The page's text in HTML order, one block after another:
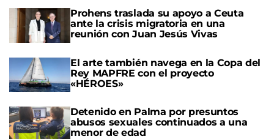
Prohens traslada su apoyo a Ceuta
ante la crisis migratoria en una
reunión con Juan Jesús Vivas
El arte también navega en la Copa del
Rey MAPFRE con el proyecto
«HÉROES»
Detenido en Palma por presuntos
abusos sexuales continuados a una
menor de edad